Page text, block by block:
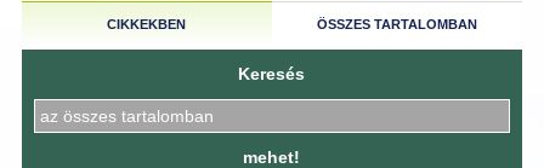
CIKKEKBEN ÖSSZES TARTALOMBAN
Keresés
mehet!